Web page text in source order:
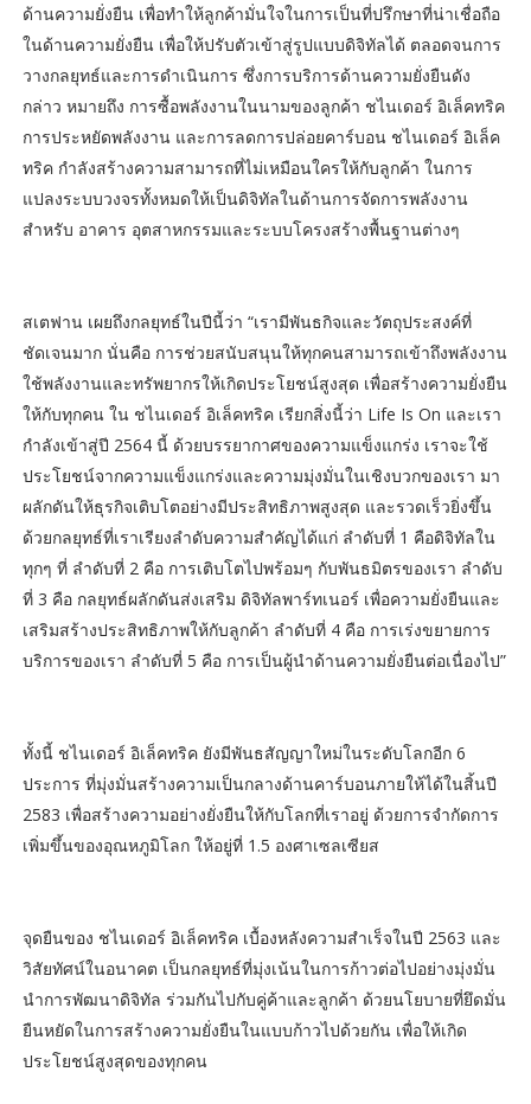
ด้านความยั่งยืน เพื่อทำให้ลูกค้ามั่นใจในการเป็นที่ปรึกษาที่น่าเชื่อถือ
ในด้านความยั่งยืน เพื่อให้ปรับตัวเข้าสู่รูปแบบดิจิทัลได้ ตลอดจนการ
วางกลยุทธ์และการดำเนินการ ซึ่งการบริการด้านความยั่งยืนดัง
กล่าว หมายถึง การซื้อพลังงานในนามของลูกค้า ชไนเดอร์ อิเล็คทริค
การประหยัดพลังงาน และการลดการปล่อยคาร์บอน ชไนเดอร์ อิเล็ค
ทริค กำลังสร้างความสามารถที่ไม่เหมือนใครให้กับลูกค้า ในการ
แปลงระบบวงจรทั้งหมดให้เป็นดิจิทัลในด้านการจัดการพลังงาน
สำหรับ อาคาร อุตสาหกรรมและระบบโครงสร้างพื้นฐานต่างๆ
สเตฟาน เผยถึงกลยุทธ์ในปีนี้ว่า “เรามีพันธกิจและวัตถุประสงค์ที่
ชัดเจนมาก นั่นคือ การช่วยสนับสนุนให้ทุกคนสามารถเข้าถึงพลังงาน
ใช้พลังงานและทรัพยากรให้เกิดประโยชน์สูงสุด เพื่อสร้างความยั่งยืน
ให้กับทุกคน ใน ชไนเดอร์ อิเล็คทริค เรียกสิ่งนี้ว่า Life Is On และเรา
กำลังเข้าสู่ปี 2564 นี้ ด้วยบรรยากาศของความแข็งแกร่ง เราจะใช้
ประโยชน์จากความแข็งแกร่งและความมุ่งมั่นในเชิงบวกของเรา มา
ผลักดันให้ธุรกิจเติบโตอย่างมีประสิทธิภาพสูงสุด และรวดเร็วยิ่งขึ้น
ด้วยกลยุทธ์ที่เราเรียงลำดับความสำคัญได้แก่ ลำดับที่ 1 คือดิจิทัลใน
ทุกๆ ที่ ลำดับที่ 2 คือ การเติบโตไปพร้อมๆ กับพันธมิตรของเรา ลำดับ
ที่ 3 คือ กลยุทธ์ผลักดันส่งเสริม ดิจิทัลพาร์ทเนอร์ เพื่อความยั่งยืนและ
เสริมสร้างประสิทธิภาพให้กับลูกค้า ลำดับที่ 4 คือ การเร่งขยายการ
บริการของเรา ลำดับที่ 5 คือ การเป็นผู้นำด้านความยั่งยืนต่อเนื่องไป”
ทั้งนี้ ชไนเดอร์ อิเล็คทริค ยังมีพันธสัญญาใหม่ในระดับโลกอีก 6
ประการ ที่มุ่งมั่นสร้างความเป็นกลางด้านคาร์บอนภายให้ได้ในสิ้นปี
2583 เพื่อสร้างความอย่างยั่งยืนให้กับโลกที่เราอยู่ ด้วยการจำกัดการ
เพิ่มขึ้นของอุณหภูมิโลก ให้อยู่ที่ 1.5 องศาเซลเซียส
จุดยืนของ ชไนเดอร์ อิเล็คทริค เบื้องหลังความสำเร็จในปี 2563 และ
วิสัยทัศน์ในอนาคต เป็นกลยุทธ์ที่มุ่งเน้นในการก้าวต่อไปอย่างมุ่งมั่น
นำการพัฒนาดิจิทัล ร่วมกันไปกับคู่ค้าและลูกค้า ด้วยนโยบายที่ยึดมั่น
ยืนหยัดในการสร้างความยั่งยืนในแบบก้าวไปด้วยกัน เพื่อให้เกิด
ประโยชน์สูงสุดของทุกคน